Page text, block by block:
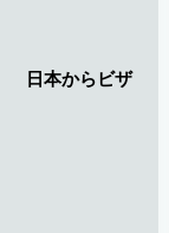
日本からビザ